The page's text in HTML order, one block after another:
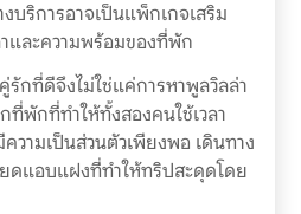
งบริการอาจเป็นแพ็กเกจเสริม
าและความพร้อมของที่พัก
รักที่ดีจึงไม่ใช่แค่การหาพูลวิลล่า
พักที่ทำให้ทั้งสองคนใช้เวลา
วามเป็นส่วนตัวเพียงพอ เดินทาง
ยดแอบแฝงที่ทำให้ทริปสะดุดโดย